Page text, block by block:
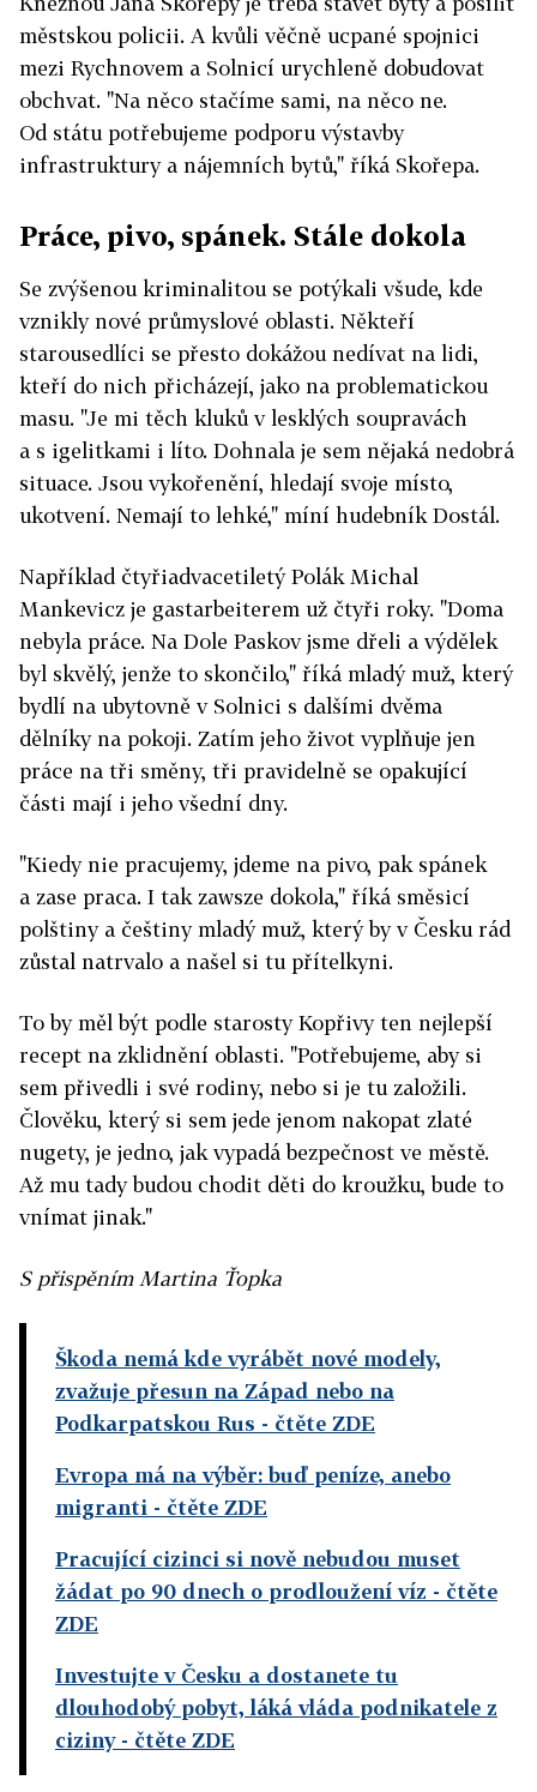
městskou policii. A kvůli věčně ucpané spojnici
mezi Rychnovem a Solnicí urychleně dobudovat
obchvat. "Na něco stačíme sami, na něco ne.
Od státu potřebujeme podporu výstavby
infrastruktury a nájemních bytů," říká Skořepa.
Práce, pivo, spánek. Stále dokola
Se zvýšenou kriminalitou se potýkali všude, kde
vznikly nové průmyslové oblasti. Někteří
starousedlíci se přesto dokážou nedívat na lidi,
kteří do nich přicházejí, jako na problematickou
masu. "Je mi těch kluků v lesklých soupravách
a s igelitkami i líto. Dohnala je sem nějaká nedobrá
situace. Jsou vykořenění, hledají svoje místo,
ukotvení. Nemají to lehké," míní hudebník Dostál.
Například čtyřiadvacetiletý Polák Michal
Mankevicz je gastarbeiterem už čtyři roky. "Doma
nebyla práce. Na Dole Paskov jsme dřeli a výdělek
byl skvělý, jenže to skončilo," říká mladý muž, který
bydlí na ubytovně v Solnici s dalšími dvěma
dělníky na pokoji. Zatím jeho život vyplňuje jen
práce na tři směny, tři pravidelně se opakující
části mají i jeho všední dny.
"Kiedy nie pracujemy, jdeme na pivo, pak spánek
a zase praca. I tak zawsze dokola," říká směsicí
polštiny a češtiny mladý muž, který by v Česku rád
zůstal natrvalo a našel si tu přítelkyni.
To by měl být podle starosty Kopřivy ten nejlepší
recept na zklidnění oblasti. "Potřebujeme, aby si
sem přivedli i své rodiny, nebo si je tu založili.
Člověku, který si sem jede jenom nakopat zlaté
nugety, je jedno, jak vypadá bezpečnost ve městě.
Až mu tady budou chodit děti do kroužku, bude to
vnímat jinak."
S přispěním Martina Ťopka
Škoda nemá kde vyrábět nové modely,
zvažuje přesun na Západ nebo na
Podkarpatskou Rus - čtěte ZDE
Evropa má na výběr: buď peníze, anebo
migranti - čtěte ZDE
Pracující cizinci si nově nebudou muset
žádat po 90 dnech o prodloužení víz - čtěte
ZDE
Investujte v Česku a dostanete tu
dlouhodobý pobyt, láká vláda podnikatele z
ciziny- čtěte ZDE